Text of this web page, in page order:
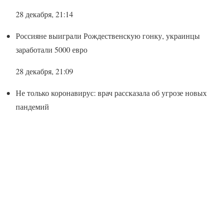
28 декабря, 21:14
Россияне выиграли Рождественскую гонку, украинцы
заработали 5000 евро
28 декабря, 21:09
Не только коронавирус: врач рассказала об угрозе новых
пандемий